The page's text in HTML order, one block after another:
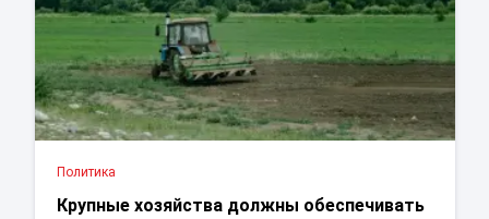
Политика
Крупные хозяйства должны обеспечивать